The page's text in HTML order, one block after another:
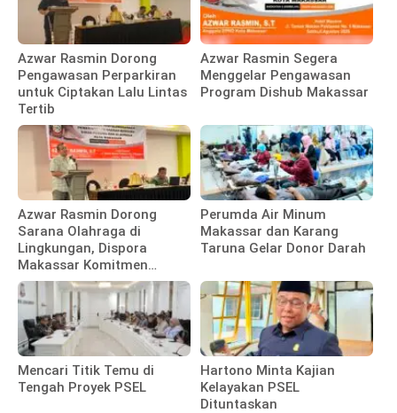
Azwar Rasmin Dorong
Pengawasan Perparkiran
untuk Ciptakan Lalu Lintas
Tertib
Azwar Rasmin Segera
Menggelar Pengawasan
Program Dishub Makassar
Azwar Rasmin Dorong
Sarana Olahraga di
Lingkungan, Dispora
Makassar Komitmen
Bangun Fasilitas
Perumda Air Minum
Makassar dan Karang
Taruna Gelar Donor Darah
Mencari Titik Temu di
Tengah Proyek PSEL
Hartono Minta Kajian
Kelayakan PSEL
Dituntaskan